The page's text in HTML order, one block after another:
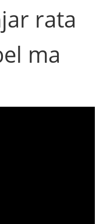
rata
ma